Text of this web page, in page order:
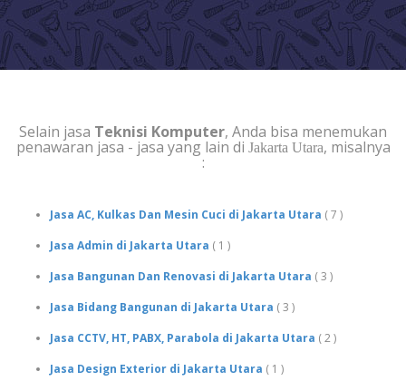
Selain jasa Teknisi Komputer, Anda bisa menemukan
penawaran jasa - jasa yang lain di Jakarta Utara, misalnya
:
Jasa AC, Kulkas Dan Mesin Cuci di Jakarta Utara ( 7 )
Jasa Admin di Jakarta Utara ( 1 )
Jasa Bangunan Dan Renovasi di Jakarta Utara ( 3 )
Jasa Bidang Bangunan di Jakarta Utara ( 3 )
Jasa CCTV, HT, PABX, Parabola di Jakarta Utara ( 2 )
Jasa Design Exterior di Jakarta Utara ( 1 )